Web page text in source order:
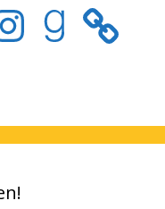
Goodreads